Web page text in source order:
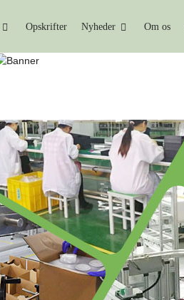
Opskrifter Nyheder Om os